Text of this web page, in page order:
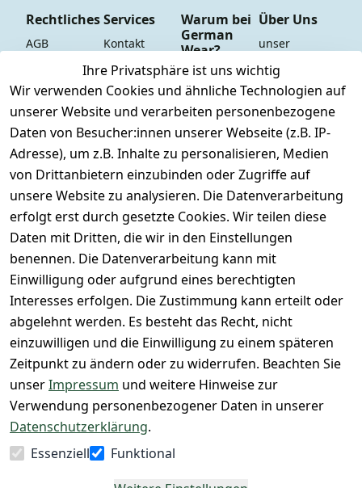
Ihre Privatsphäre ist uns wichtig
Wir verwenden Cookies und ähnliche Technologien auf
unserer Website und verarbeiten personenbezogene
Daten von Besucher:innen unserer Webseite (z.B. IP-
Adresse), um z.B. Inhalte zu personalisieren, Medien
von Drittanbietern einzubinden oder Zugriffe auf
unsere Website zu analysieren. Die Datenverarbeitung
erfolgt erst durch gesetzte Cookies. Wir teilen diese
Daten mit Dritten, die wir in den Einstellungen
benennen. Die Datenverarbeitung kann mit
Einwilligung oder aufgrund eines berechtigten
Interesses erfolgen. Die Zustimmung kann erteilt oder
abgelehnt werden. Es besteht das Recht, nicht
einzuwilligen und die Einwilligung zu einem späteren
Zeitpunkt zu ändern oder zu widerrufen. Beachten Sie
unserImpressum und weitere Hinweise zur
Verwendung personenbezogener Daten in unserer
Datenschutzerklärung.
Essenziell
Funktional
Rechtliches
AGB
Impressum
Datenschutze
rklärung
Barrierefreihe
itserklärung
Widerrufsrec
ht
Vertrag
widerrufen
Services
Kontakt
Registrieren
Versand &
Versandkoste
n
Retoure &
Rücksendung
Rücksendeeti
kett drucken
(Inland)
FAQs - Häufig
gestellte
Fragen
Konfektionsgr
ößen
Lagerverkauf
- unser Laden
in Hannover
Warum bei
German
Wear?
Dauer
Tiefpreisgara
ntie*
Express-24h-
Versand
24/7 aktueller
Warenbestan
d
+ 95% aus
eigener
Herstellung
+ 60 Jahre
Geschäftserfa
hrung
Über Uns
unser
YouTube-
Kanal
unsere
Facebook-
Seite
unsere
Damen &
Herren
unsere
Gutscheine &
SALE
Whatsapp Nr.:
+49511676950
Lagerverkauf:
Ikarusallee